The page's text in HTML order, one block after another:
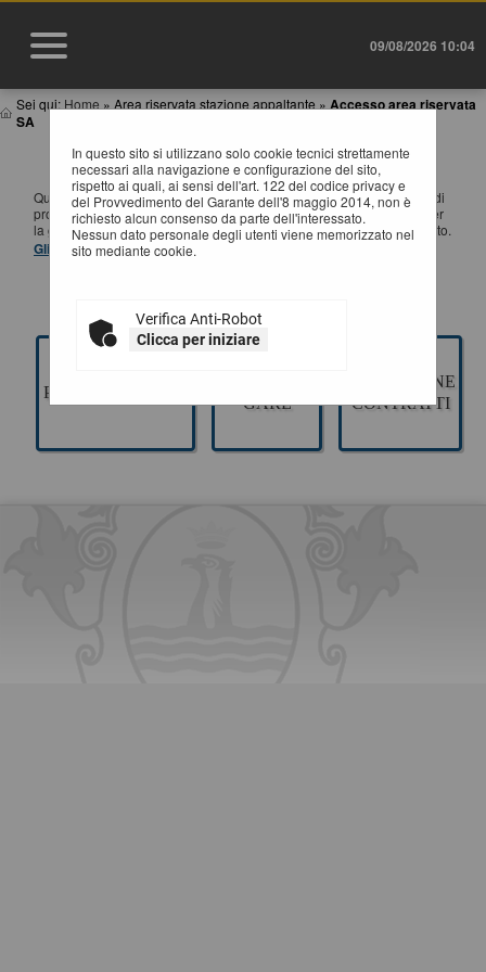
09/08/2026 10:04
Sei qui: Home » Area riservata stazione appaltante » Accesso area riservata
SA
In questo sito si utilizzano solo cookie tecnici strettamente
necessari alla navigazione e configurazione del sito,
rispetto ai quali, ai sensi dell'art. 122 del codice privacy e
del Provvedimento del Garante dell'8 maggio 2014, non è
richiesto alcun consenso da parte dell'interessato.
Nessun dato personale degli utenti viene memorizzato nel
sito mediante cookie.
Verifica Anti-Robot
Clicca per iniziare
ACCESSO AREA RISERVATA SA
Questa sezione è dedicata agli applicativi per la gestione della fase di
progettazione di un appalto pubblico di Lavori, Servizi e Forniture, per
la gestione della fase a evidenza pubblica ed esecuzione del contratto.
Gli applicativi presenti sono ad uso esclusivo dell'Ente.
PROGETTAZIONE
GARE
ESECUZIONE
CONTRATTI